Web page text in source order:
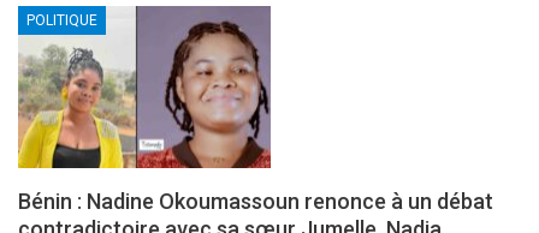
POLITIQUE
Bénin : Nadine Okoumassoun renonce à un débat